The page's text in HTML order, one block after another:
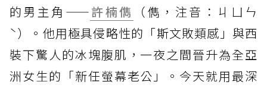
的男主角——許楠儁
（儁，注音：ㄐㄩㄣ
ˋ）。他用極具侵略性的「斯文敗類感」與西
裝下驚人的冰塊腹肌，一夜之間晉升為全亞
洲女生的「新任螢幕老公」。今天就用最深